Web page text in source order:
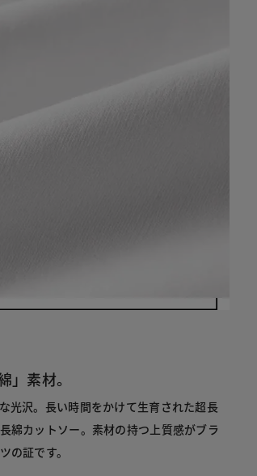
」素材。
光沢。長い時間をかけて生育された超長
綿カットソー。素材の持つ上質感がブラ
の証です。